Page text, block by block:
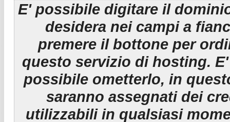
E' possibile digitare il
desidera nei campi a
premere il bottone per
questo servizio di hosting.
possibile ometterlo, in
saranno assegnati dei
utilizzabili in qualsiasi